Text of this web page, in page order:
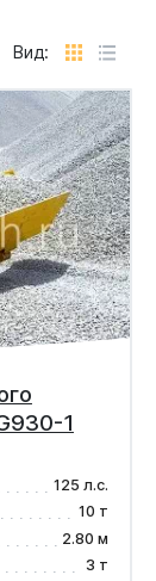
Вид:
1
125 л.с.
10 т
2.80 м
3 т